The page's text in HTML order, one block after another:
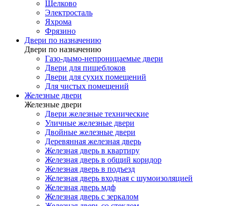
Щелково
Электросталь
Яхрома
Фрязино
Двери по назначению
Двери по назначению
Газо-дымо-непроницаемые двери
Двери для пищеблоков
Двери для сухих помещений
Для чистых помещений
Железные двери
Железные двери
Двери железные технические
Уличные железные двери
Двойные железные двери
Деревянная железная дверь
Железная дверь в квартиру
Железная дверь в общий коридор
Железная дверь в подъезд
Железная дверь входная с шумоизоляцией
Железная дверь мдф
Железная дверь с зеркалом